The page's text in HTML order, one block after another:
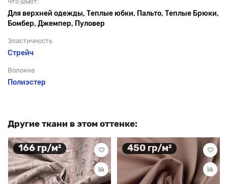
Для верхней одежды, Теплые юбки, Пальто, Теплые Брюки,
Бомбер, Джемпер, Пуловер
Эластичность
Стрейч
Волокна
Полиэстер
Другие ткани в этом оттенке:
166 гр/м² 450 гр/м²